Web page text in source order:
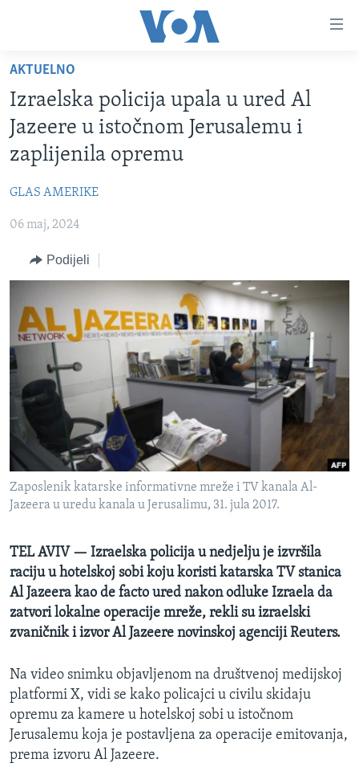
glavni
sadržaj
Pređi
na
glavnu
Idi
na
pretragu
TV PROGRAM
FOTOGRAFIJE DANA
VIJESTI
BOSNA I HERCEGOVINA
SVIJET
NAUKA I TEHNOLOGIJA
SPECIJALNI PROJEKTI
KORUPCIJA
SLOBODA MEDIJA
ŽENSKA STRANA
IZBJEGLIČKA STRANA
MAGAZIN
O GLASU AMERIKE
Learning English
PRATITE NAS
Jezici
AKTUELNO
Izraelska policija upala u ured Al
Jazeere u istočnom Jerusalemu i
zaplijenila opremu
GLAS AMERIKE
06 maj, 2024
Podijeli
Zaposlenik katarske informativne mreže i TV kanala Al-
Jazeera u uredu kanala u Jerusalimu, 31. jula 2017.
TEL AVIV — Izraelska policija u nedjelju je izvršila
raciju u hotelskoj sobi koju koristi katarska TV stanica
Al Jazeera kao de facto ured nakon odluke Izraela da
zatvori lokalne operacije mreže, rekli su izraelski
zvaničnik i izvor Al Jazeere novinskoj agenciji Reuters.
Na video snimku objavljenom na društvenoj medijskoj
platformi X, vidi se kako policajci u civilu skidaju
opremu za kamere u hotelskoj sobi u istočnom
Jerusalemu koja je postavljena za operacije emitovanja,
prema izvoru Al Jazeere.